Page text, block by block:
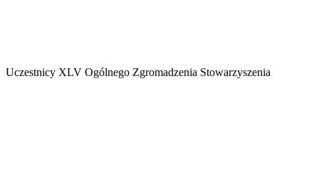
Uczestnicy XLV Ogólnego Zgromadzenia Stowarzyszenia